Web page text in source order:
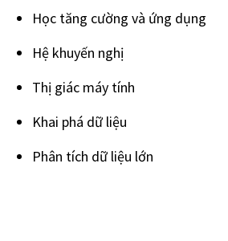
Học tăng cường và ứng dụng
Hệ khuyến nghị
Thị giác máy tính
Khai phá dữ liệu
Phân tích dữ liệu lớn